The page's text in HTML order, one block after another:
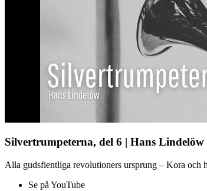
Silvertrumpeterna, del 6 | Hans Lindelöw
Alla gudsfientliga revolutioners ursprung – Kora och
Se på YouTube